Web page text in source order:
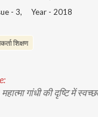
- 3, Year - 2018
शिक्षण
गांधी की दृष्टि में